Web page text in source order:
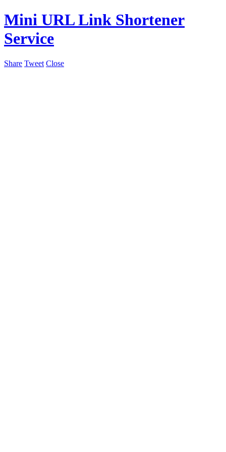
Mini URL Link Shortener
Service
Share Tweet Close